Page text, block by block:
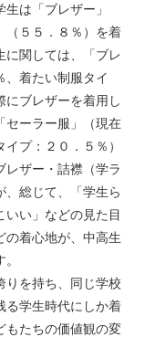
は「ブレザー」
（５５．８％）を着
に関しては、「ブレ
、着たい制服タイ
にブレザーを着用し
セーラー服」（現在
プ：２０．５％）
レザー・詰襟（学ラ
、総じて、「学生ら
いい」などの見た目
の着心地が、中高生
りを持ち、同じ学校
る学生時代にしか着
もたちの価値観の変